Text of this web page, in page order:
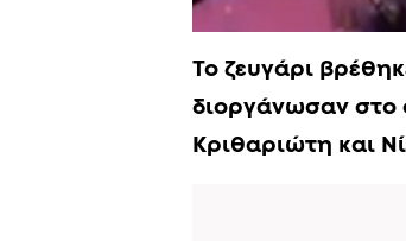
Το ζευγάρι
διοργάνωσαν στο
Κριθαριώτη και